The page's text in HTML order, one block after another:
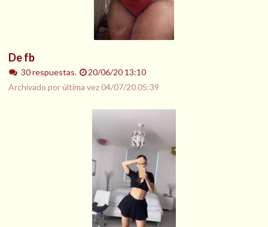
De fb
30 respuestas.
20/06/20 13:10
Archivado por última vez04/07/20 05:39